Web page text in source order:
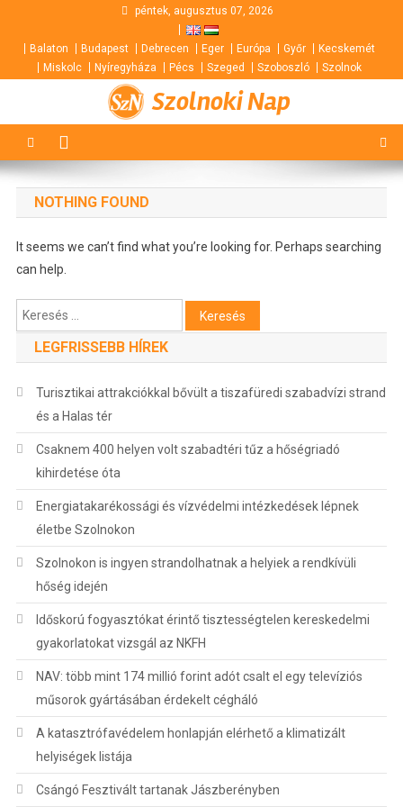
content
péntek, augusztus 07, 2026
Balaton Budapest Debrecen Eger Európa Győr
Kecskemét
Miskolc
Nyíregyháza Pécs Szeged Szoboszló Szolnok
Szolnoki Nap
NOTHING FOUND
It seems we can’t find what you’re looking for. Perhaps searching
can help.
Keresés:
LEGFRISSEBB HÍREK
Turisztikai attrakciókkal bővült a tiszafüredi szabadvízi strand
és a Halas tér
Csaknem 400 helyen volt szabadtéri tűz a hőségriadó
kihirdetése óta
Energiatakarékossági és vízvédelmi intézkedések lépnek
életbe Szolnokon
Szolnokon is ingyen strandolhatnak a helyiek a rendkívüli
hőség idején
Időskorú fogyasztókat érintő tisztességtelen kereskedelmi
gyakorlatokat vizsgál az NKFH
NAV: több mint 174 millió forint adót csalt el egy televíziós
műsorok gyártásában érdekelt cégháló
A katasztrófavédelem honlapján elérhető a klimatizált
helyiségek listája
Csángó Fesztivált tartanak Jászberényben